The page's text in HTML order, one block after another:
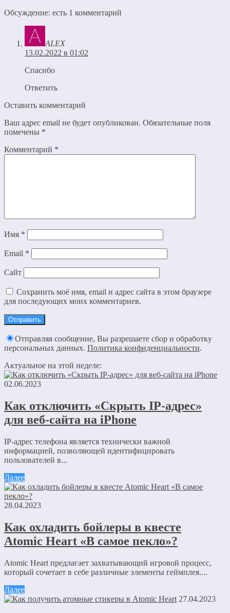
Обсуждение: есть 1 комментарий
ALEX
13.02.2022 в 01:02
Спасибо
Ответить
Оставить комментарий
Ваш адрес email не будет опубликован. Обязательные поля
помечены *
Комментарий *
Имя *
Email *
Сайт
Сохранить моё имя, email и адрес сайта в этом браузере
для последующих моих комментариев.
Отправляя сообщение, Вы разрешаете сбор и обработку
персональных данных. Политика конфиденциальности.
Актуальное на этой неделе:
02.06.2023
Как отключить «Скрыть IP-адрес»
для веб-сайта на iPhone
IP-адрес телефона является технически важной
информацией, позволяющей идентифицировать
пользователей в...
Далее
28.04.2023
Как охладить бойлеры в квесте
Atomic Heart «В самое пекло»?
Atomic Heart предлагает захватывающий игровой процесс,
который сочетает в себе различные элементы геймплея....
Далее
27.04.2023